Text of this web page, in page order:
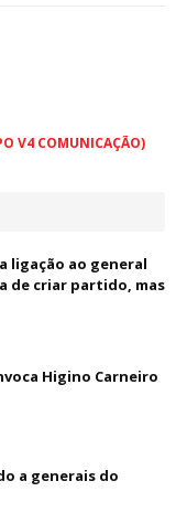
V4 COMUNICAÇÃO)
ligação ao general
de criar partido, mas
Higino Carneiro
a generais do